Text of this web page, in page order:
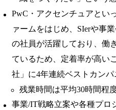
PwC・アクセンチュアとい
ァームをはじめ、SIerや事
の社員が活躍しており、働
ているため、定着率が高い
社」に4年連続ベストカンパ
残業時間は平均30時間程
事業/IT戦略立案や各種プロ